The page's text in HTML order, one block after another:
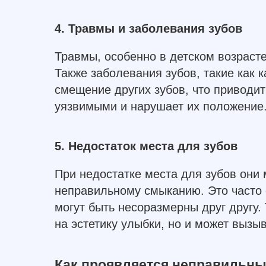
4. Травмы и заболевания зубов
Травмы, особенно в детском
Также заболевания зубов, такие как
смещение других зубов, что
уязвимыми и нарушает их
5. Недостаток места для зубов
При недостатке места для зубов они
неправильному смыканию. Это
могут быть несоразмерны друг
на эстетику улыбки, но и может